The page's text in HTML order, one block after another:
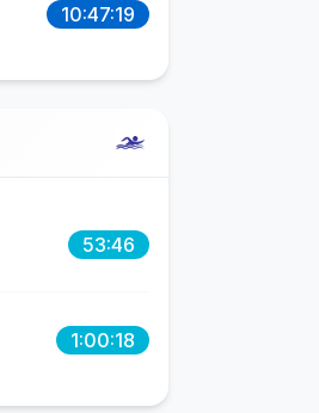
10:47:19
53:46
1:00:18